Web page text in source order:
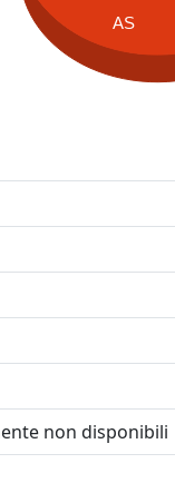
AS
non disponibili